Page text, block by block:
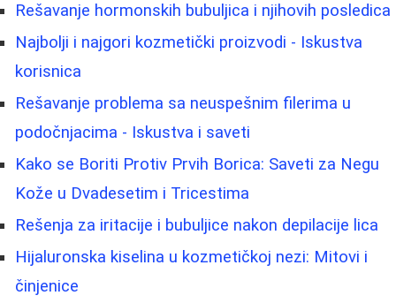
Rešavanje hormonskih bubuljica i njihovih posledica
Najbolji i najgori kozmetički proizvodi - Iskustva
korisnica
Rešavanje problema sa neuspešnim filerima u
podočnjacima - Iskustva i saveti
Kako se Boriti Protiv Prvih Borica: Saveti za Negu
Kože u Dvadesetim i Tricestima
Rešenja za iritacije i bubuljice nakon depilacije lica
Hijaluronska kiselina u kozmetičkoj nezi: Mitovi i
činjenice